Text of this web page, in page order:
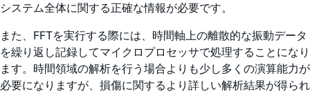
システム全体に関する正確な情報が必要です。
また、FFTを実行する際には、時間軸上の離散的な振動データ
を繰り返し記録してマイクロプロセッサで処理することになり
ます。時間領域の解析を行う場合よりも少し多くの演算能力が
必要になりますが、損傷に関するより詳しい解析結果が得られ